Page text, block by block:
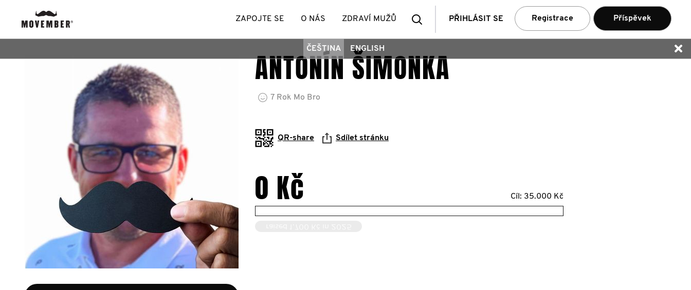
Vyhledání
členů
PŘIHLÁSIT SE Registrace Příspěvek
ZAPOJTE SE O NÁS ZDRAVÍ MUŽŮ
ČEŠTINA ENGLISH
ANTONÍN ŠIMONKA
7 Rok Mo Bro
QR-share Sdílet stránku
0 Kč Cíl: 35.000 Kč